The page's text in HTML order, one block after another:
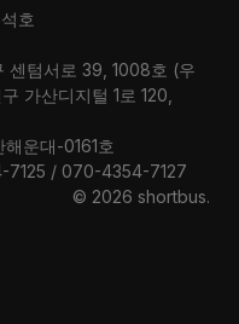
호
센텀서로 39, 1008호 (우
가산디지털 1로 120,
운대-0161호
7125 / 070-4354-7127
© 2026 shortbus.